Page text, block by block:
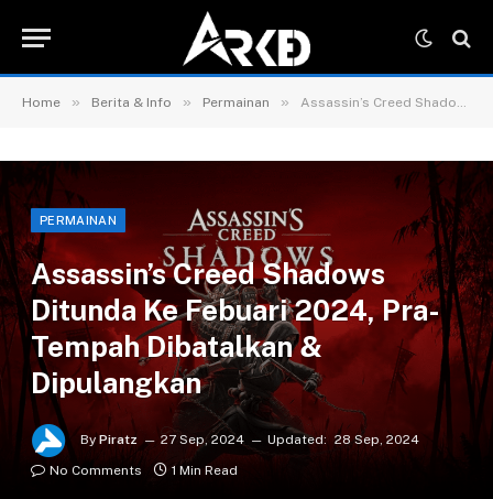
Home » Berita & Info » Permainan » Assassin’s Creed Shadows Ditunda Ke Febuari 2024, Pra-Tempah Dibatalkan & Dipulangkan
PERMAINAN
Assassin’s Creed Shadows
Ditunda Ke Febuari 2024, Pra-
Tempah Dibatalkan &
Dipulangkan
By Piratz 27 Sep, 2024 Updated: 28 Sep, 2024
No Comments
1 Min Read